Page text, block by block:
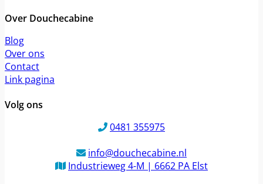
Over Douchecabine
Blog
Over ons
Contact
Link pagina
Volg ons
0481 355975
info@douchecabine.nl
Industrieweg 4-M | 6662 PA Elst